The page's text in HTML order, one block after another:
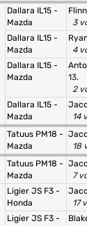
Dallara IL15 -
Mazda
3
Dallara IL15 -
Mazda
4
Dallara IL15 -
Mazda
13.
2
Dallara IL15 -
Mazda
14
Tatuus PM18 -
Mazda
18
Tatuus PM18 -
Mazda
7
Ligier JS F3 -
Honda
17
Ligier JS F3 -